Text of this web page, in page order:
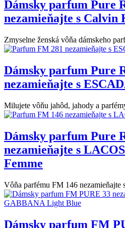
Dámsky parfum Pure
nezamieňajte s Calvin
Zmyselne ženská vôňa dámskeho
Dámsky parfum Pure
nezamieňajte s
Milujete vôňu jahôd, jahody a
Dámsky parfum Pure
nezamieňajte s
Femme
Vôňa parfému FM 146
Dámsky parfum FM